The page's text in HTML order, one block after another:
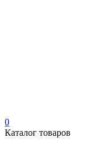
0
Каталог товаров